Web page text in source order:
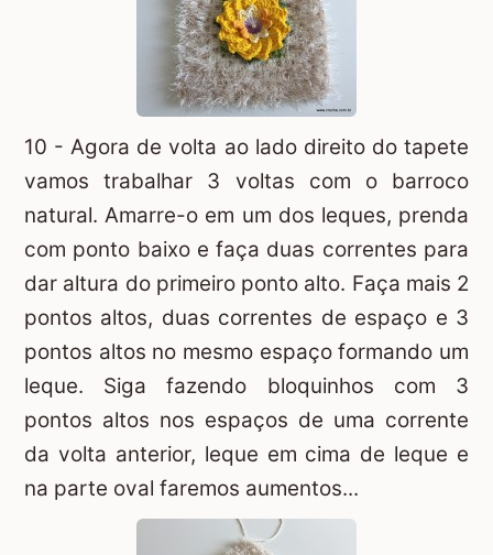
10 - Agora de volta ao lado direito do tapete
vamos trabalhar 3 voltas com o barroco
natural. Amarre-o em um dos leques, prenda
com ponto baixo e faça duas correntes para
dar altura do primeiro ponto alto. Faça mais 2
pontos altos, duas correntes de espaço e 3
pontos altos no mesmo espaço formando um
leque. Siga fazendo bloquinhos com 3
pontos altos nos espaços de uma corrente
da volta anterior, leque em cima de leque e
na parte oval faremos aumentos...